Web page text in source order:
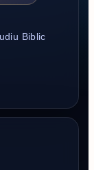
Biblic